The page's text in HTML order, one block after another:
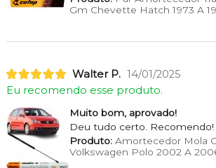
Gm Chevette Hatch 1973 A
Walter P. 14/01/2025
Eu recomendo esse produto.
Muito bom, aprovado!
Deu tudo certo. Recomendo!
Produto:Amortecedor Mola
Volkswagen Polo 2002 A